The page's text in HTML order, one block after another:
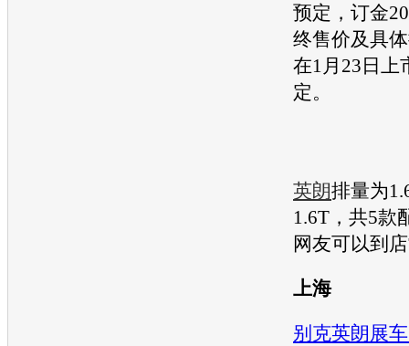
预定，订金
终售价及具
在1月23日上
定。
英朗排量为
1.6T，共5款
网友可以到
上海
别克英朗展